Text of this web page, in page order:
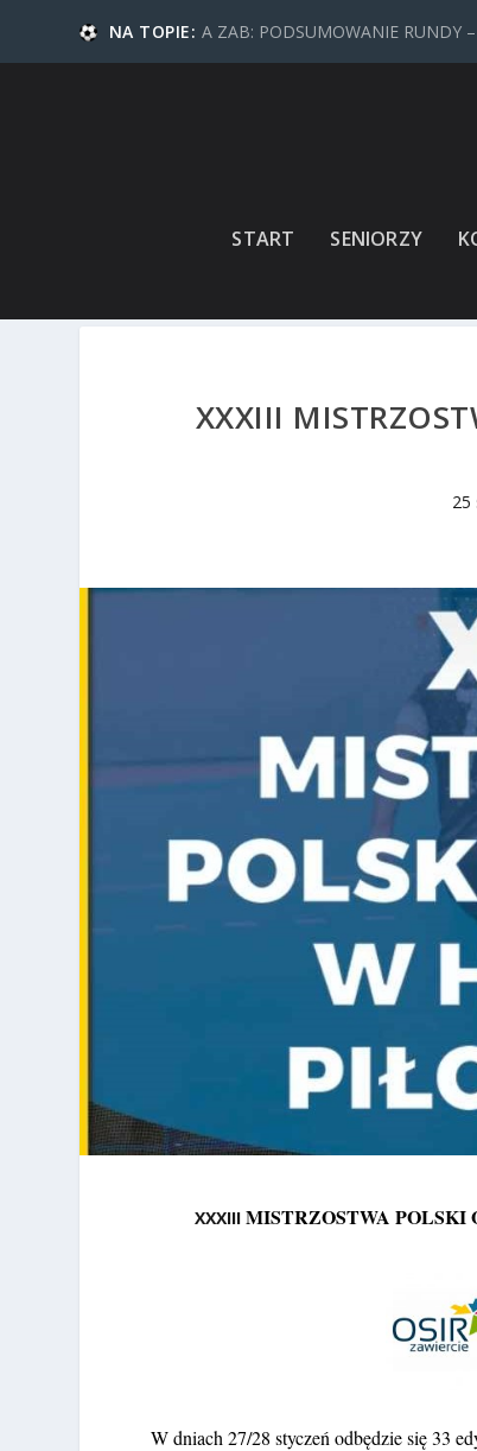
NA TOPIE: A ZAB: PODSUMOWANIE RUNDY
START SENIORZY
XXXIII
25
XXXIIIMISTRZOSTWA POLSKI
W dniach 27/28 styczeń odbędzie się 33